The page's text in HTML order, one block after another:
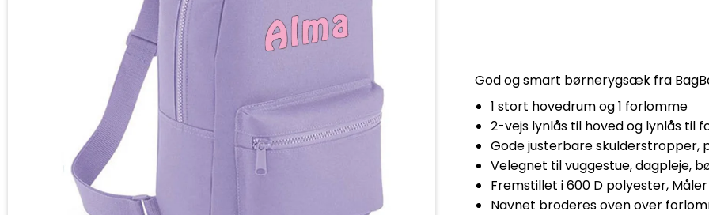
God og smart børnerygsæk fra
1 stort hovedrum og 1 forlomme
2-vejs lynlås til hoved og lynlås til
Gode justerbare
Velegnet til vuggestue, dagpleje,
Fremstillet i 600 D polyester, Måler
Navnet broderes oven over